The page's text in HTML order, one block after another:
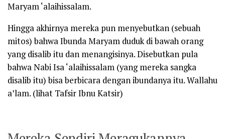
Maryam‘alaihissalam.
Hingga akhirnya mereka pun menyebutkan (sebuah
mitos) bahwa Ibunda Maryam duduk di bawah orang
yang disalib itu dan menangisinya. Disebutkan pula
bahwa Nabi Isa‘alaihissalam (yang mereka sangka
disalib itu) bisa berbicara dengan ibundanya itu.Wallahu
a’lam. (lihat Tafsir Ibnu Katsir)